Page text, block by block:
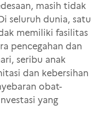
masih tidak
seluruh dunia, satu
memiliki fasilitas
pencegahan dan
seribu anak
dan kebersihan
obat-
yang